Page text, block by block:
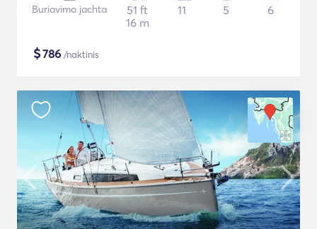
Buriavimo jachta
51 ft
16 m
11 5 6
$786 /naktinis